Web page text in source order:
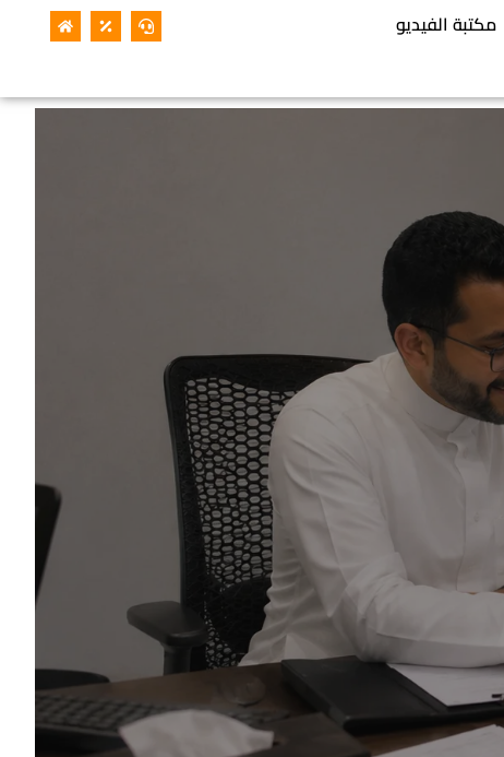
مكتبة الفيديو